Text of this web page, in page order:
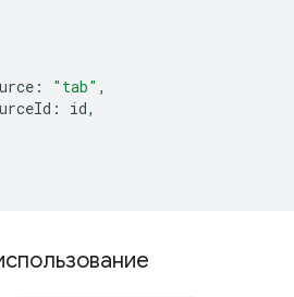
: "tab" ,
: id,